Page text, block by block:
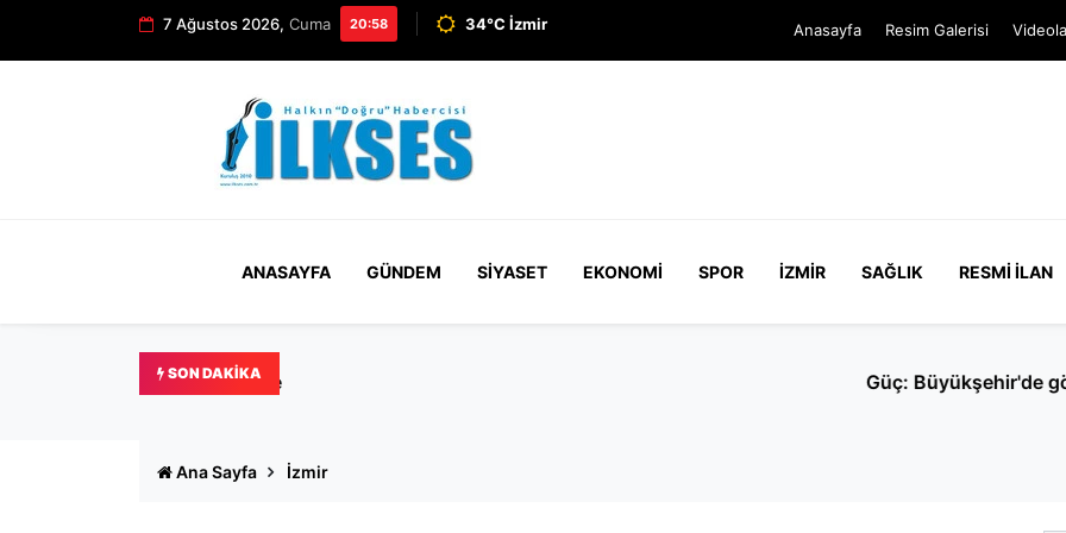
7 Ağustos 2026, Cuma 20:58 34°C İzmir Anasayfa Resim Galerisi
ANASAYFA GÜNDEM SIYASET EKONOMI SPOR İZMIR SAĞLIK RESMI İLAN
SON DAKIKA
Ana Sayfa İzmir